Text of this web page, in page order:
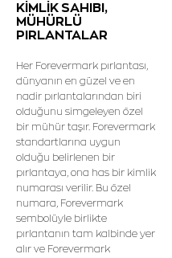
KİMLİK SAHIBI,
MÜHÜRLÜ
PIRLANTALAR
Her Forevermark pırlantası,
dünyanın en güzel ve en
nadir pırlantalarından biri
olduğunu simgeleyen özel
bir mühür taşır. Forevermark
standartlarına uygun
olduğu belirlenen bir
pırlantaya, ona has bir kimlik
numarası verilir. Bu özel
numara, Forevermark
sembolüyle birlikte
pırlantanın tam kalbinde yer
alır ve Forevermark